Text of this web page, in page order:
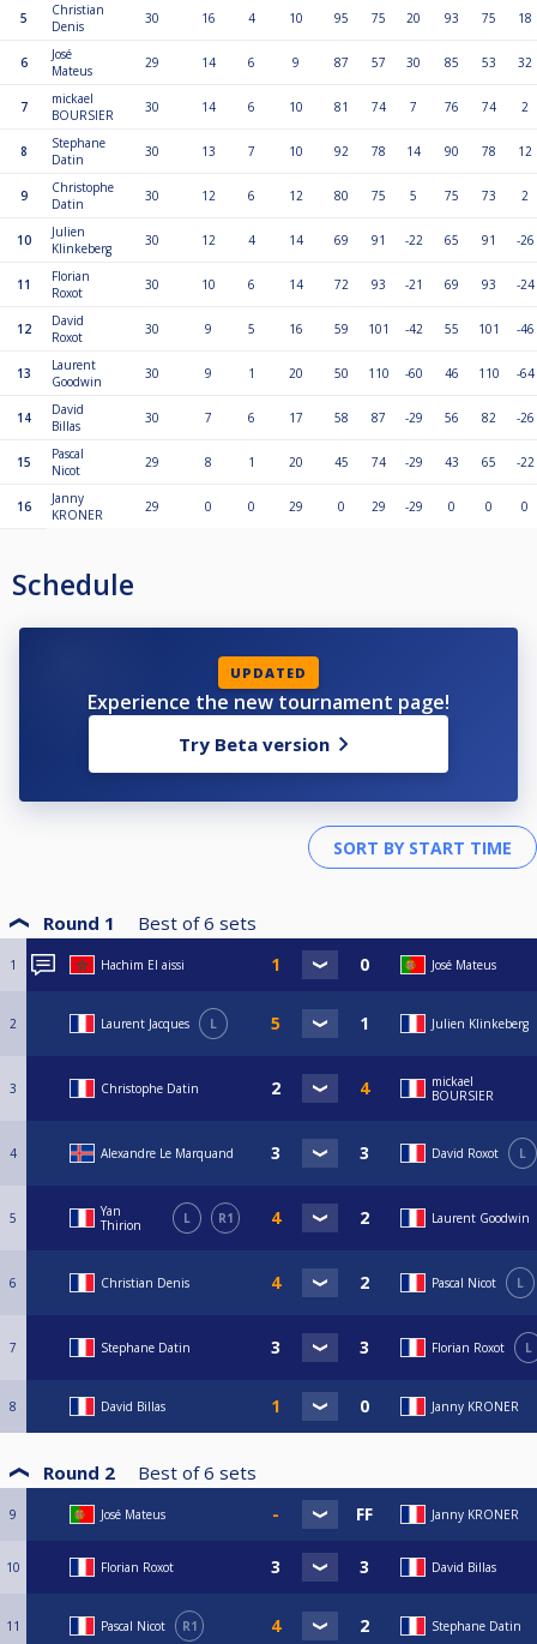
5
Christian
Denis
30 16 4 10 95 75 20 93 75 18
6
José
Mateus
29 14 6 9 87 57 30 85 53 32
7
mickael
BOURSIER
30 14 6 10 81 74 7 76 74 2
8
Stephane
Datin
30 13 7 10 92 78 14 90 78 12
9
Christophe
Datin
30 12 6 12 80 75 5 75 73 2
10
Julien
Klinkeberg
30 12 4 14 69 91 -22 65 91 -26
11
Florian
Roxot
30 10 6 14 72 93 -21 69 93 -24
12
David
Roxot
30 9 5 16 59 101 -42 55 101 -46
13
Laurent
Goodwin
30 9 1 20 50 110 -60 46 110 -64
14
David
Billas
30 7 6 17 58 87 -29 56 82 -26
15
Pascal
Nicot
29 8 1 20 45 74 -29 43 65 -22
16
Janny
KRONER
29 0 0 29 0 29 -29 0 0 0
Schedule
UPDATED
Experience the new tournament page!
Try Beta version
Round 1 Best of6 sets
1 Hachim El aissi José Mateus
2 Laurent Jacques L Julien Klinkeberg
3 Christophe Datin
mickael
BOURSIER
4 Alexandre Le Marquand David Roxot L
5
Yan
Thirion
L R1 Laurent Goodwin
6 Christian Denis Pascal Nicot L
7 Stephane Datin Florian Roxot L
8 David Billas Janny KRONER
Round 2 Best of6 sets
9 José Mateus Janny KRONER
10 Florian Roxot David Billas
11 Pascal Nicot R1 Stephane Datin